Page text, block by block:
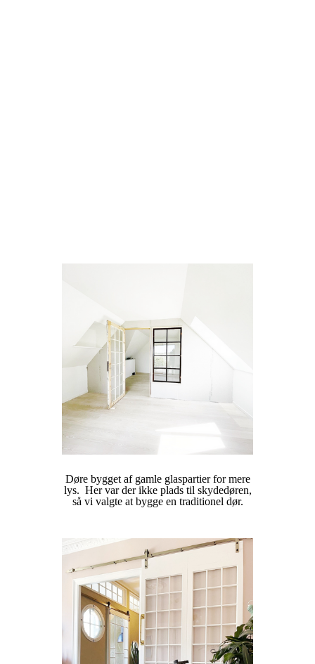
Døre bygget af gamle glaspartier for mere
lys. Her var der ikke plads til skydedøren,
så vi valgte at bygge en traditionel dør.